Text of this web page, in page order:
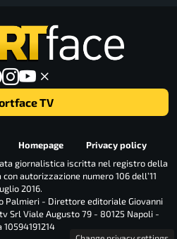
TV
Homepage
Privacy policy
giornalistica iscritta nel registro della
autorizzazione numero 106 dell’11
2016.
Palmieri - Direttore editoriale Giovanni
Srl Viale Augusto 79 - 80125 Napoli -
10594191214